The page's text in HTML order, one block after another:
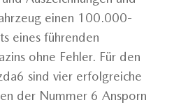
einen 100.000-
eines führenden
ohne Fehler. Für den
sind vier erfolgreiche
der Nummer 6 Ansporn